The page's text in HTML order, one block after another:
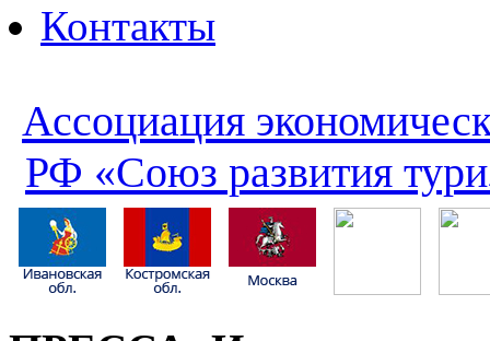
Контакты
Ассоциация
РФ «Союз развития